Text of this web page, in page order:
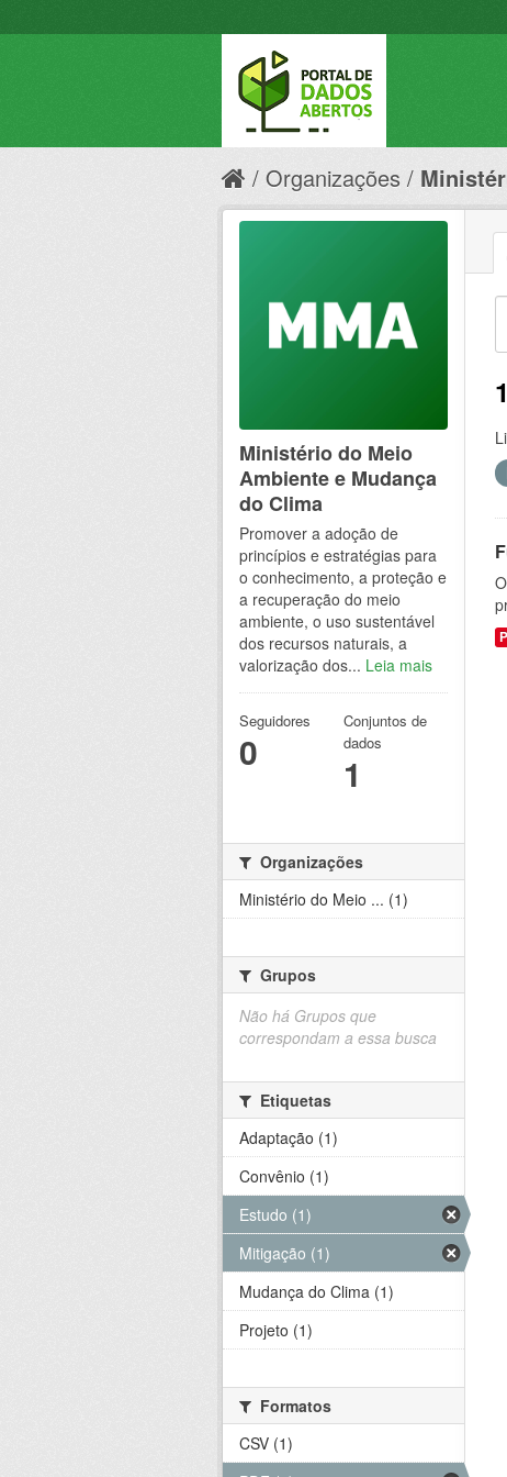
Organizações
Ministério do Meio
Ambiente e Mudança
do Clima
Promover a adoção de
princípios e estratégias para
o conhecimento, a proteção e
a recuperação do meio
ambiente, o uso sustentável
dos recursos naturais, a
valorização dos... Leia mais
Seguidores
0
Conjuntos de
dados
1
Organizações
Ministério do Meio ... (1)
Grupos
Não há Grupos que
correspondam a essa busca
Etiquetas
Adaptação (1)
Convênio (1)
Estudo (1)
Mitigação (1)
Mudança do Clima (1)
Projeto (1)
Formatos
CSV (1)